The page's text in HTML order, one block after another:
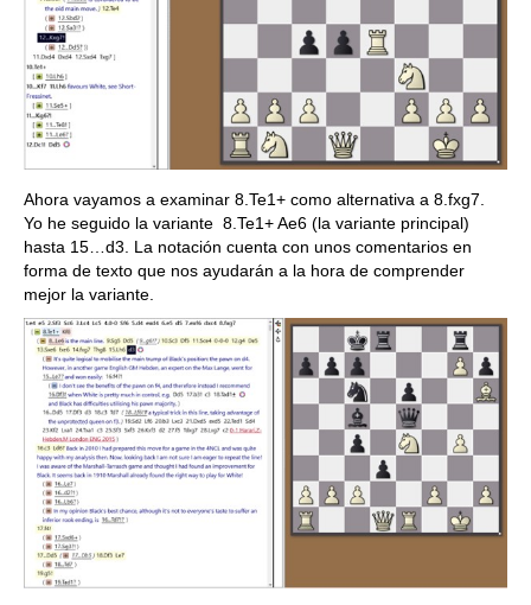
Ahora vayamos a examinar 8.Te1+ como alternativa a 8.fxg7.
Yo he seguido la variante 8.Te1+ Ae6 (la variante principal)
hasta 15…d3. La notación cuenta con unos comentarios en
forma de texto que nos ayudarán a la hora de comprender
mejor la variante.